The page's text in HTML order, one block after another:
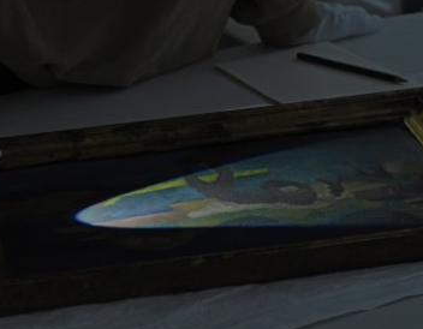
Praktikum / Praxisprojekt
Bestandskataloge & Editionen
Gesamtverzeichnis
Kalender
LänderübergreifendeGrafische Sammlung
Kunstbibliothek
Restaurierung
Forschung